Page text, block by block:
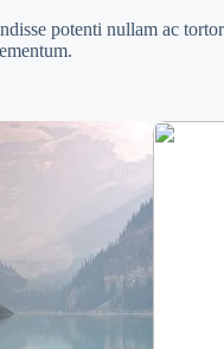
potenti nullam ac